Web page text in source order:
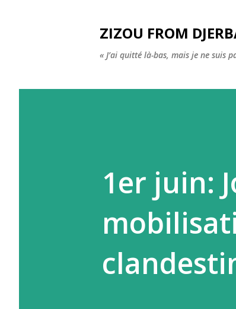
ZIZOU FROM
« J’ai quitté là-bas, mais je ne suis
1er juin: